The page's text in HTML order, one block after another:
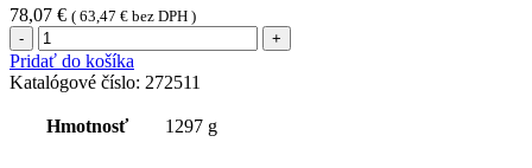
78,07 € ( 63,47 € bez DPH )
množstvo
Tork
Xpressnap®
pultový
zásobník
Pridať do košíka
Katalógové číslo: 272511
Hmotnosť 1297 g